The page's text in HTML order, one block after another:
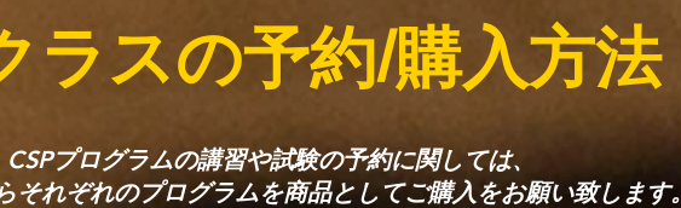
ラスの予約/購入方法
CSPプログラムの講習や試験の予約に関しては、
それぞれのプログラムを商品としてご購入をお願い致します。